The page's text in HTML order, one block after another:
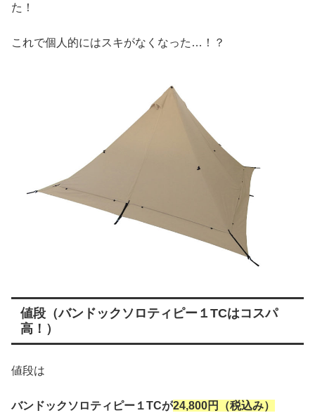
た！
これで個人的にはスキがなくなった…！？
値段（バンドックソロティピー１TCはコスパ
高！）
値段は
バンドックソロティピー１TCが24,800円（税込み）